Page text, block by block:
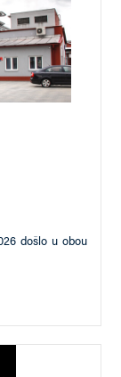
došlo u obou